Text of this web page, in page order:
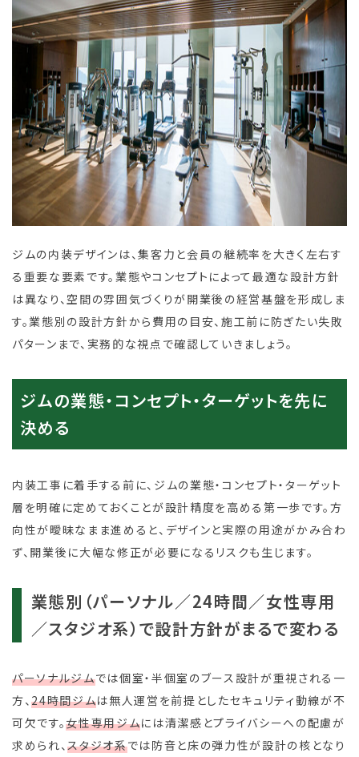
ジムの内装デザインは、集客力と会員の継続率を大きく左右す
る重要な要素です。業態やコンセプトによって最適な設計方針
は異なり、空間の雰囲気づくりが開業後の経営基盤を形成しま
す。業態別の設計方針から費用の目安、施工前に防ぎたい失敗
パターンまで、実務的な視点で確認していきましょう。
ジムの業態・コンセプト・ターゲットを先に
決める
内装工事に着手する前に、ジムの業態・コンセプト・ターゲット
層を明確に定めておくことが設計精度を高める第一歩です。方
向性が曖昧なまま進めると、デザインと実際の用途がかみ合わ
ず、開業後に大幅な修正が必要になるリスクも生じます。
業態別（パーソナル／24時間／女性専用
／スタジオ系）で設計方針がまるで変わる
パーソナルジムでは個室・半個室のブース設計が重視される一
方、24時間ジムは無人運営を前提としたセキュリティ動線が不
可欠です。女性専用ジムには清潔感とプライバシーへの配慮が
求められ、スタジオ系では防音と床の弾力性が設計の核となり